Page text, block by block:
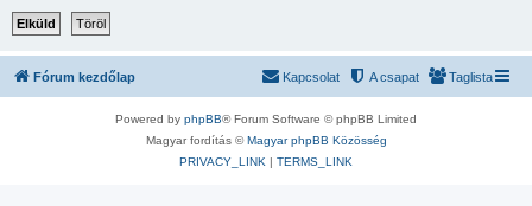
Fórum kezdőlap Taglista
A csapat
Kapcsolat
Powered by phpBB® Forum Software © phpBB Limited
Magyar fordítás ©Magyar phpBB Közösség
PRIVACY_LINK | TERMS_LINK